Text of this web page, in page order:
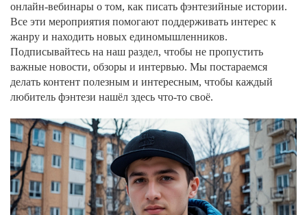
онлайн‑вебинары о том, как писать фэнтезийные истории.
Все эти мероприятия помогают поддерживать интерес к
жанру и находить новых единомышленников.
Подписывайтесь на наш раздел, чтобы не пропустить
важные новости, обзоры и интервью. Мы постараемся
делать контент полезным и интересным, чтобы каждый
любитель фэнтези нашёл здесь что‑то своё.